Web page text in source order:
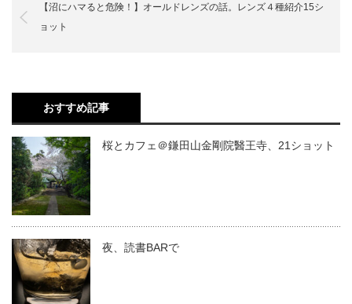
【沼にハマると危険！】オールドレンズの話。レンズ４種紹介15シ
ョット
おすすめ記事
桜とカフェ＠鎌田山金剛院醫王寺、21ショット
夜、読書BARで